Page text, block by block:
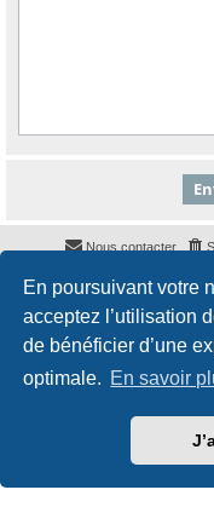
En poursuivant votre
acceptez l’utilisation
de bénéficier d’une
optimale. En savoir
Nous contacter
Développé parphpBB® Forum
Styleproflatpar © Mazeltof2017
Confidentialité | Conditions